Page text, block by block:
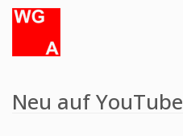
Neu auf YouTube